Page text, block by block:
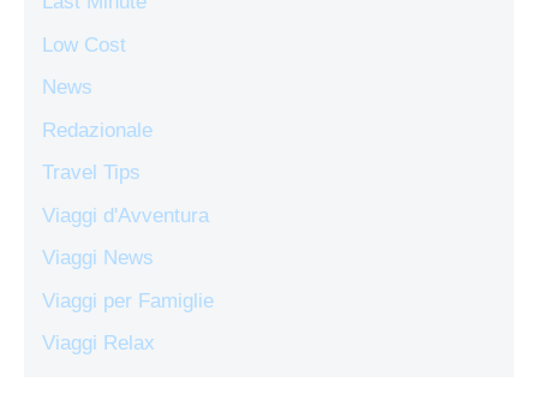
Low Cost
News
Redazionale
Travel Tips
Viaggi d'Avventura
Viaggi News
Viaggi per Famiglie
Viaggi Relax